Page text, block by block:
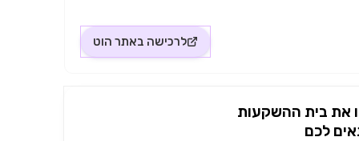
לרכישה באתר הוט
את בית ההשקעות
לכם